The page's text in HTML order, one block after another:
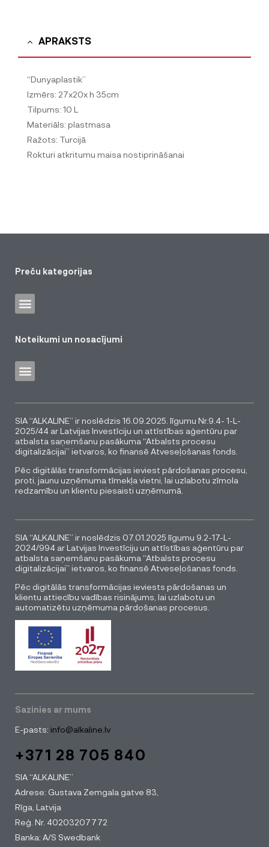
APRAKSTS
“Dunyaplastik”
Izmērs: 27x20x h 35cm
Tilpums: 10 L
Materiāls: plastmasa
Ražots: Turcijā
Rokturi atkritumu maisa nostiprināšanai
Preču kategorijas
Noteikumi un nosacījumi
SIA “ALKALINE” ir noslēdzis 16.09.2025. līgumu Nr.9.4- 1-L-
2025/44 ar Latvijas Investīciju un attīstības aģentūru par
atbalsta saņemšanu pasākuma “Atbalsts procesu
digitalizācijai” ietvaros, ko finansē Atveseļošanas fonds.
Pēc digitālās transformācijas ieviest pārdošanas procesu,
proti, jaunu uzņēmuma tīmekļa vietni, lai uzlabotu zīmola
redzamību un klientu piesaisti uzņēmumā.
SIA “ALKALINE” ir noslēdzis 07.01.2025 līgumu 9.2-17-L-
2024/994 ar Latvijas Investīciju un attīstības aģentūru par
atbalsta saņemšanu pasākuma “Atbalsts procesu
digitalizācijai” ietvaros, ko finansē Atveseļošanas fonds.
Pēc digitālās transformācijas ieviests pārdošanas un
klientu attiecību vadības risinājums, lai uzlabotu un
automatizētu uzņēmuma pārdošanas procesus.
Sazinies ar mums
E-pasts: info@alkaline.lv
+371 28 705 840
SIA “ALKALINE”
Adrese: Gustava Zemgala gatve 83,
Rīga, Latvija
Reģ. Nr. 40203207772
Banka: A/S Swedbank